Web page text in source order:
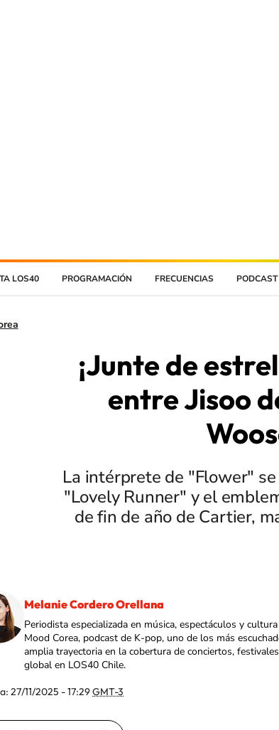
LOS40 PROGRAMACIÓN FRECUENCIAS PODCAST
¡Junte de
entre Jisoo
La intérprete de "Flower"
"Lovely Runner" y el
de fin de año de Cartier,
Melanie Cordero Orellana
Periodista especializada en música, espectáculos y
Mood Corea, podcast de K-pop, uno de los más
amplia trayectoria en la cobertura de conciertos,
global en LOS40 Chile.
27/11/2025 - 17:29GMT-3